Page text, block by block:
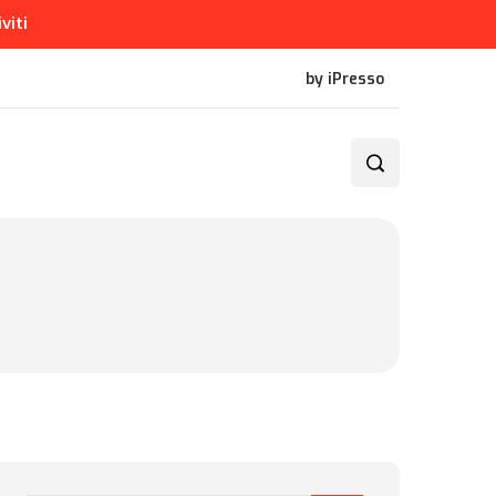
by iPresso